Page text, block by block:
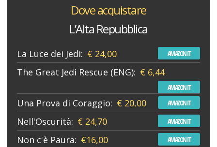
Dove acquistare
L’Alta Repubblica
La Luce dei Jedi: € 24,00 AMAZON IT
The Great Jedi Rescue (ENG): € 6,44
AMAZON IT
Una Prova di Coraggio: € 20,00 AMAZON IT
Nell'Oscurità: € 24,70 AMAZON IT
Non c'è Paura: €16,00 AMAZON IT